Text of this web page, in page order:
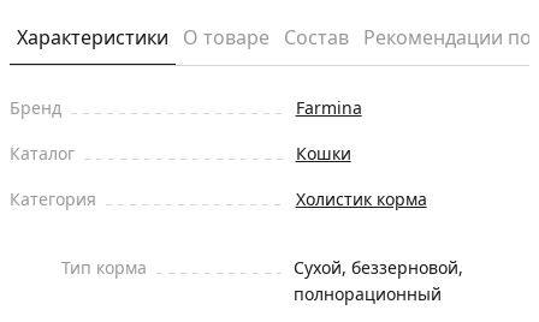
Характеристики О товаре Состав Рекомендации
Бренд
Farmina
Каталог
Кошки
Категория
Холистик корма
Тип корма
Сухой, беззерновой,
полнорационный